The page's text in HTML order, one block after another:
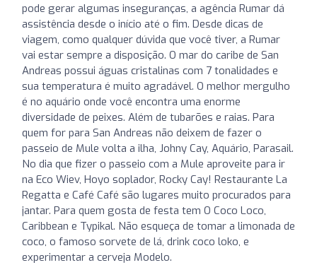
pode gerar algumas inseguranças, a agência Rumar dá
assistência desde o início até o fim. Desde dicas de
viagem, como qualquer dúvida que você tiver, a Rumar
vai estar sempre a disposição. O mar do caribe de San
Andreas possui águas cristalinas com 7 tonalidades e
sua temperatura é muito agradável. O melhor mergulho
é no aquário onde você encontra uma enorme
diversidade de peixes. Além de tubarões e raias. Para
quem for para San Andreas não deixem de fazer o
passeio de Mule volta a ilha, Johny Cay, Aquário, Parasail.
No dia que fizer o passeio com a Mule aproveite para ir
na Eco Wiev, Hoyo soplador, Rocky Cay! Restaurante La
Regatta e Café Café são lugares muito procurados para
jantar. Para quem gosta de festa tem O Coco Loco,
Caribbean e Typikal. Não esqueça de tomar a limonada de
coco, o famoso sorvete de lá, drink coco loko, e
experimentar a cerveja Modelo.